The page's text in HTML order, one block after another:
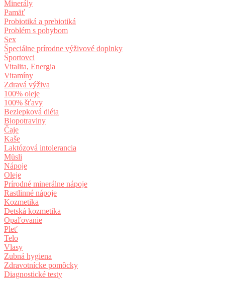
Minerály
Pamäť
Probiotiká a prebiotiká
Problém s pohybom
Sex
Špeciálne prírodne výživové doplnky
Športovci
Vitalita, Energia
Vitamíny
Zdravá výživa
100% oleje
100% šťavy
Bezlepková diéta
Biopotraviny
Čaje
Kaše
Laktózová intolerancia
Müsli
Nápoje
Oleje
Prírodné minerálne nápoje
Rastlinné nápoje
Kozmetika
Detská kozmetika
Opaľovanie
Pleť
Telo
Vlasy
Zubná hygiena
Zdravotnícke pomôcky
Diagnostické testy